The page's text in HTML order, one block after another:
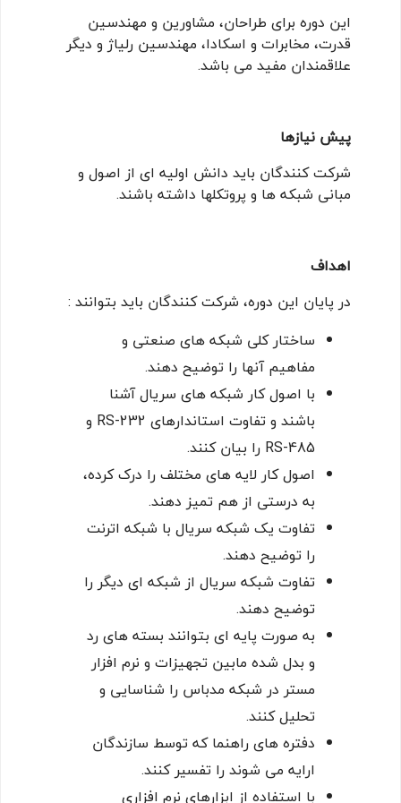
این دوره برای طراحان، مشاورین و مهندسین
قدرت، مخابرات و اسکادا، مهندسین رلیاژ و دیگر
علاقمندان مفید می باشد.
پیش نیازها
شرکت کنندگان باید دانش اولیه ای از اصول و
مبانی شبکه ها و پروتکلها داشته باشند.
اهداف
در پایان این دوره، شرکت کنندگان باید بتوانند :
ساختار کلی شبکه های صنعتی و
مفاهیم آنها را توضیح دهند.
با اصول کار شبکه های سریال آشنا
باشند و تفاوت استاندارهای RS-232 و
RS-485 را بیان کنند.
اصول کار لایه های مختلف را درک کرده،
به درستی از هم تمیز دهند.
تفاوت یک شبکه سریال با شبکه اترنت
را توضیح دهند.
تفاوت شبکه سریال از شبکه ای دیگر را
توضیح دهند.
به صورت پایه ای بتوانند بسته های رد
و بدل شده مابین تجهیزات و نرم افزار
مستر در شبکه مدباس را شناسایی و
تحلیل کنند.
دفتره های راهنما که توسط سازندگان
ارایه می شوند را تفسیر کنند.
با استفاده از ابزارهای نرم افزاری